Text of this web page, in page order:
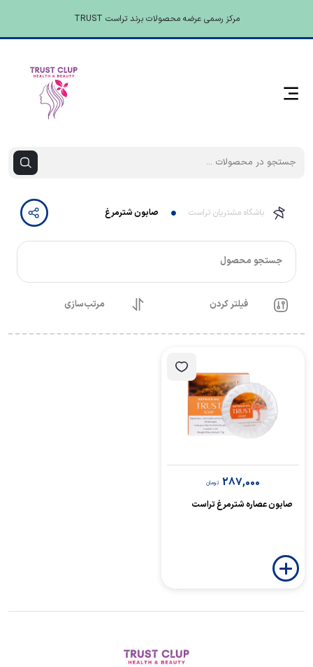
مرکز رسمی عرضه محصولات برند تراست TRUST
باشگاه مشتریان تراست صابون شترمرغ
جستجو محصول
فیلتر کردن مرتب‌سازی
287,000 تومان
صابون عصاره شترمرغ تراست